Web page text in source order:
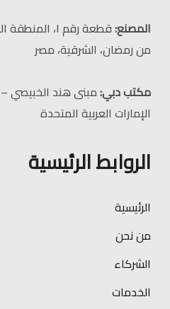
المصنع:
من رمضان، الشرقية، مصر
مكتب دبي:
الإمارات العربية المتحدة
الروابط الرئيسية
الرئيسية
من نحن
الشركاء
الخدمات